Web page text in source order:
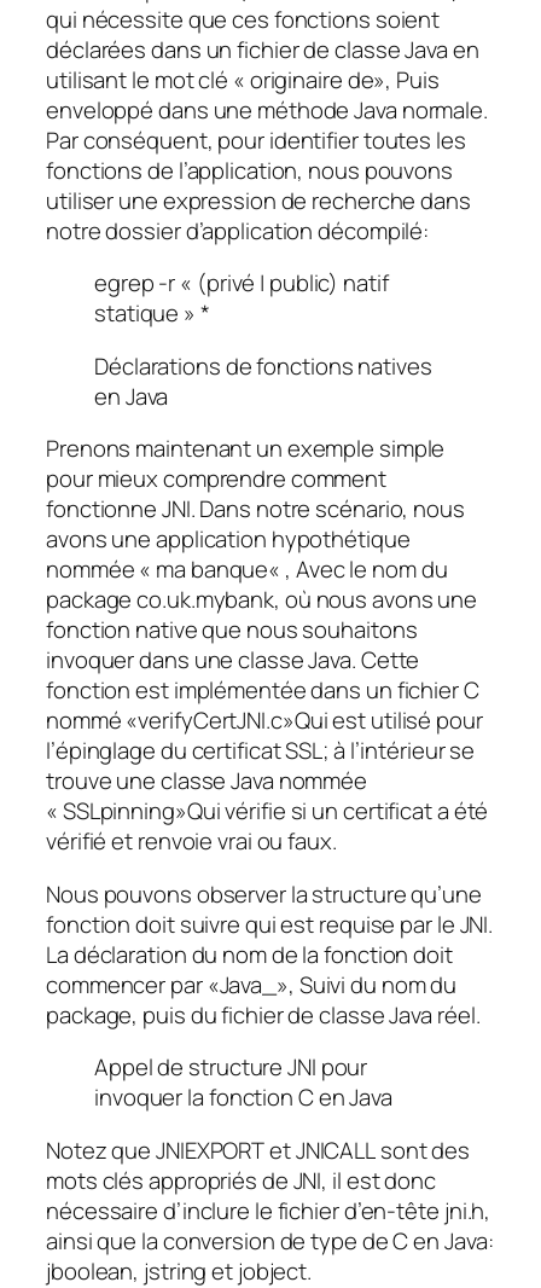
qui nécessite que ces fonctions soient
déclarées dans un fichier de classe Java en
utilisant le mot clé «originaire de», Puis
enveloppé dans une méthode Java normale.
Par conséquent, pour identifier toutes les
fonctions de l’application, nous pouvons
utiliser une expression de recherche dans
notre dossier d’application décompilé:
egrep -r « (privé | public) natif
statique » *
Déclarations de fonctions natives
en Java
Prenons maintenant un exemple simple
pour mieux comprendre comment
fonctionne JNI. Dans notre scénario, nous
avons une application hypothétique
nommée « ma banque« , Avec le nom du
packageco.uk.mybank, où nous avons une
fonction native que nous souhaitons
invoquer dans une classe Java. Cette
fonction est implémentée dans un fichier C
nommé «verifyCertJNI.c»Qui est utilisé pour
l’épinglage du certificat SSL; à l’intérieur se
trouve une classe Java nommée
«SSLpinning»Qui vérifie si un certificat a été
vérifié et renvoie vrai ou faux.
Nous pouvons observer la structure qu’une
fonction doit suivre qui est requise par le JNI.
La déclaration du nom de la fonction doit
commencer par «Java_ », Suivi du nom du
package, puis du fichier de classe Java réel.
Appel de structure JNI pour
invoquer la fonction C en Java
Notez queJNIEXPORTetJNICALLsont des
mots clés appropriés de JNI, il est donc
nécessaire d’inclure le fichier d’en-tête jni.h,
ainsi que la conversion de type de C en Java:
jboolean, jstring et jobject.